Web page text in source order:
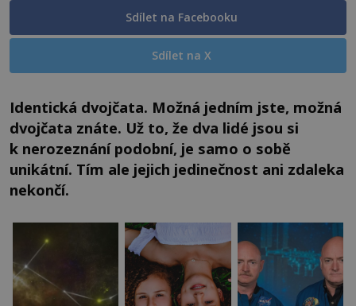
Sdílet na Facebooku
Sdílet na X
Identická dvojčata. Možná jedním jste, možná
dvojčata znáte. Už to, že dva lidé jsou si
k nerozeznání podobní, je samo o sobě
unikátní. Tím ale jejich jedinečnost ani zdaleka
nekončí.